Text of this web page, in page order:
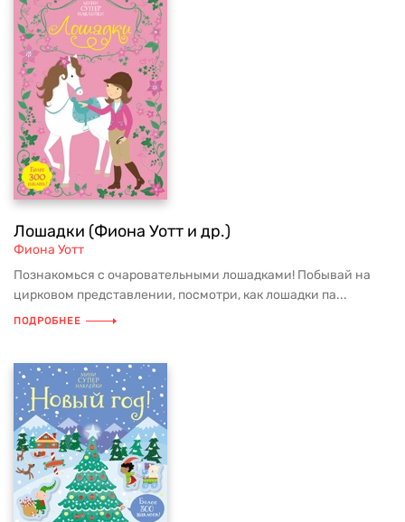
Лошадки (Фиона Уотт и др.)
Фиона Уотт
Познакомься с очаровательными лошадками! Побывай на
цирковом представлении, посмотри, как лошадки па...
ПОДРОБНЕЕ